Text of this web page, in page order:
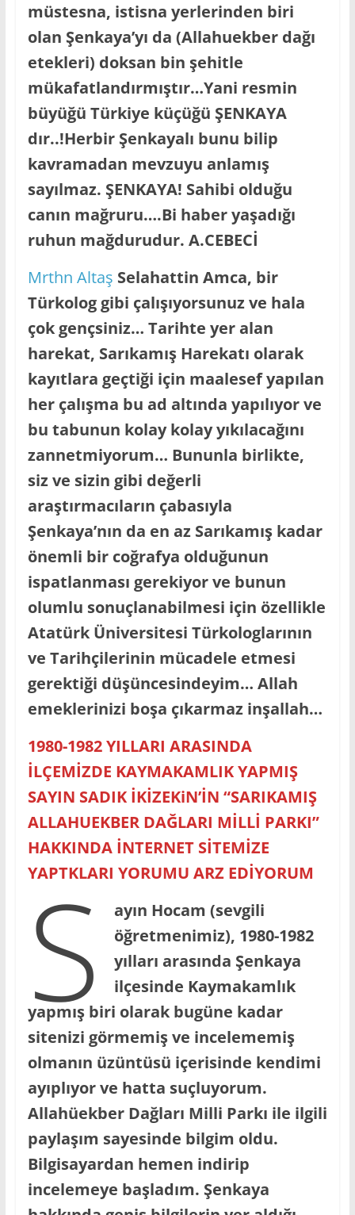
müstesna, istisna yerlerinden biri
olan Şenkaya’yı da (Allahuekber dağı
etekleri) doksan bin şehitle
mükafatlandırmıştır…Yani resmin
büyüğü Türkiye küçüğü ŞENKAYA
dır..!Herbir Şenkayalı bunu bilip
kavramadan mevzuyu anlamış
sayılmaz. ŞENKAYA! Sahibi olduğu
canın mağruru….Bi haber yaşadığı
ruhun mağdurudur. A.CEBECİ
Mrthn Altaş Selahattin Amca, bir
Türkolog gibi çalışıyorsunuz ve hala
çok gençsiniz… Tarihte yer alan
harekat, Sarıkamış Harekatı olarak
kayıtlara geçtiği için maalesef yapılan
her çalışma bu ad altında yapılıyor ve
bu tabunun kolay kolay yıkılacağını
zannetmiyorum… Bununla birlikte,
siz ve sizin gibi değerli
araştırmacıların çabasıyla
Şenkaya’nın da en az Sarıkamış kadar
önemli bir coğrafya olduğunun
ispatlanması gerekiyor ve bunun
olumlu sonuçlanabilmesi için özellikle
Atatürk Üniversitesi Türkologlarının
ve Tarihçilerinin mücadele etmesi
gerektiği düşüncesindeyim… Allah
emeklerinizi boşa çıkarmaz inşallah…
1980-1982 YILLARI ARASINDA
İLÇEMİZDE KAYMAKAMLIK YAPMIŞ
SAYIN SADIK İKİZEKiN’İN “SARIKAMIŞ
ALLAHUEKBER DAĞLARI MİLLİ PARKI”
HAKKINDA İNTERNET SİTEMİZE
YAPTKLARI YORUMU ARZ EDİYORUM
S
ayın Hocam (sevgili
öğretmenimiz), 1980-1982
yılları arasında Şenkaya
ilçesinde Kaymakamlık
yapmış biri olarak bugüne kadar
sitenizi görmemiş ve incelememiş
olmanın üzüntüsü içerisinde kendimi
ayıplıyor ve hatta suçluyorum.
Allahüekber Dağları Milli Parkı ile ilgili
paylaşım sayesinde bilgim oldu.
Bilgisayardan hemen indirip
incelemeye başladım. Şenkaya